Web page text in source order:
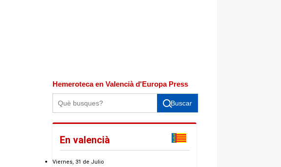
Hemeroteca en Valencià d'Europa Press
Buscar
En valencià
Viernes, 31 de Julio